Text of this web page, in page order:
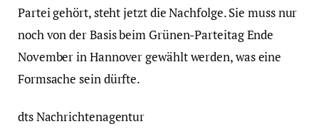
Partei gehört, steht jetzt die Nachfolge. Sie muss nur
noch von der Basis beim Grünen-Parteitag Ende
November in Hannover gewählt werden, was eine
Formsache sein dürfte.
dts Nachrichtenagentur